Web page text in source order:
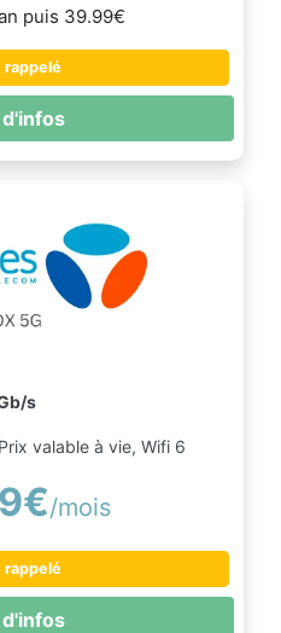
puis 39.99€
d'infos
s
valable à vie, Wifi 6
/mois
d'infos